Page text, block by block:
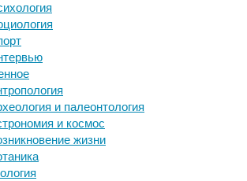
и палеонтология
и космос
жизни
дети
знания иммунитет
и методы